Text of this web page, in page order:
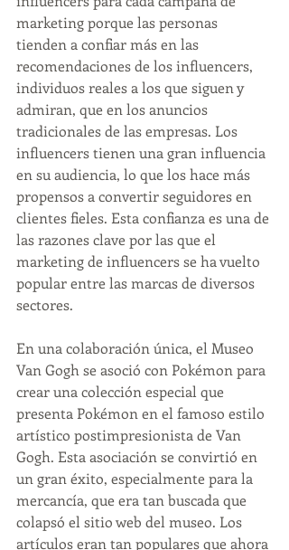
marketing porque las personas
tienden a confiar más en las
recomendaciones de los influencers,
individuos reales a los que siguen y
admiran, que en los anuncios
tradicionales de las empresas. Los
influencers tienen una gran influencia
en su audiencia, lo que los hace más
propensos a convertir seguidores en
clientes fieles. Esta confianza es una de
las razones clave por las que el
marketing de influencers se ha vuelto
popular entre las marcas de diversos
sectores.
En una colaboración única, el Museo
Van Gogh se asoció con Pokémon para
crear una colección especial que
presenta Pokémon en el famoso estilo
artístico postimpresionista de Van
Gogh. Esta asociación se convirtió en
un gran éxito, especialmente para la
mercancía, que era tan buscada que
colapsó el sitio web del museo. Los
artículos eran tan populares que ahora